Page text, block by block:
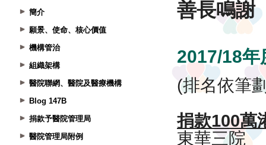
簡介
願景、使命、核心價值
機構管治
組織架構
醫院聯網、醫院及醫療機構
Blog 147B
捐款予醫院管理局
醫院管理局附例